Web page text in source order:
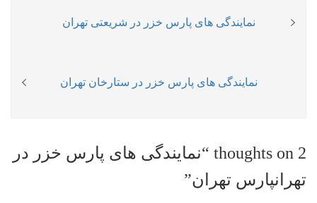
راهبری Previous
نمایندگی های پارس خزر در شریعتی تهران
Next
نمایندگی های پارس خزر در ستارخان تهران
2 thoughts on “نمایندگی های پارس خزر در
تهرانپارس تهران”